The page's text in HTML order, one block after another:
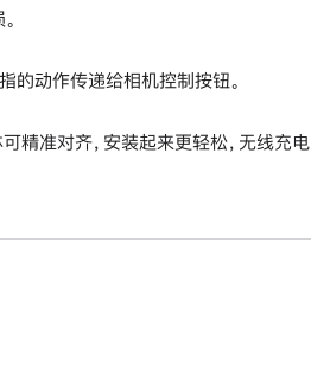
的动作传递给相机控制按钮。
准对齐，安装起来更轻松，无线充电